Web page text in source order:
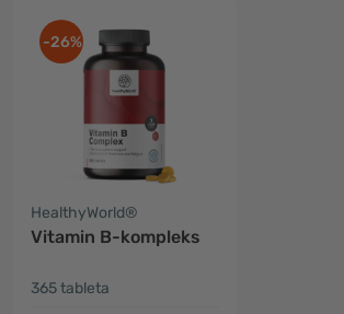
-26%
HealthyWorld®
Vitamin B-kompleks
365 tableta